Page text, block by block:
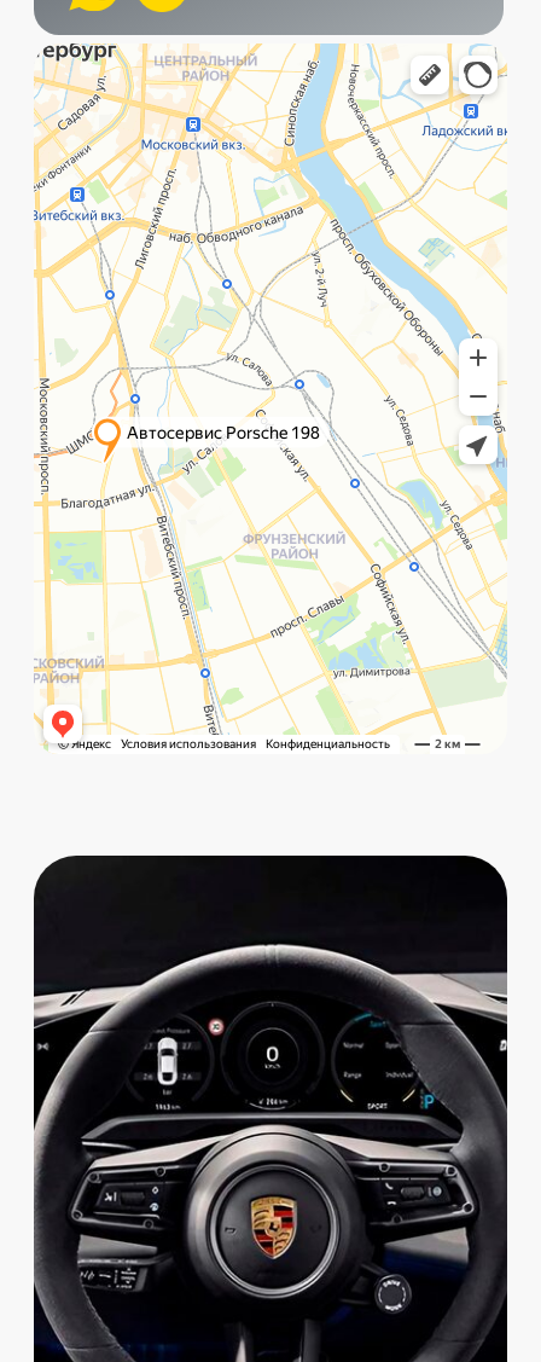
Главная ПозвонитьWhat`s app Контакты Услуги
Главная Услуги Контакты
Политика обработки данных
©️ Porsche 198. Все права защищены 2025
Разработка и маркетинг: Global Code
Санкт-Петербург,
Рощинская улица, 32Е
+7 (999) 236-90-00
ПН-ПТ
с 10:00 до 21:00